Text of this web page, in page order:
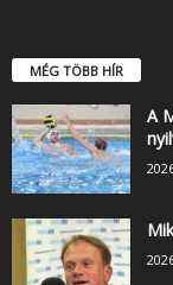
MÉG TÖBB HÍR
A